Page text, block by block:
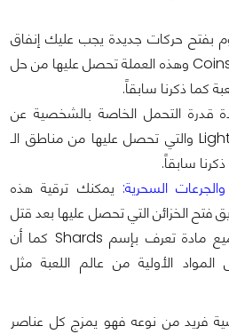
بفتح حركات جديدة يجب عليك إنفاق
عملة تدعى Coins of Charon وهذه العملة تحصل عليها من حل
كما ذكرنا سابقاً.
قدرة التحمل الخاصة بالشخصية عن
طريق إنفاق الـ Lighting Bolt والتي تحصل عليها من مناطق الـ
السحرية: يمكنك ترقية هذه
فتح الخزائن التي تحصل عليها بعد قتل
الوحوش حيث تقوم بتجميع مادة تعرف بإسم Shards كما أن
الأولية من عالم اللعبة مثل
فريد من نوعه فهو يمزج كل عناصر